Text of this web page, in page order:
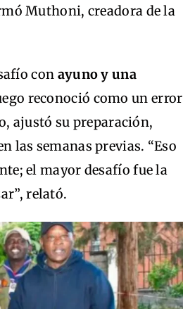
Muthoni, creadora de la
con ayuno y una
reconoció como un error
ajustó su preparación,
las semanas previas. “Eso
el mayor desafío fue la
relató.